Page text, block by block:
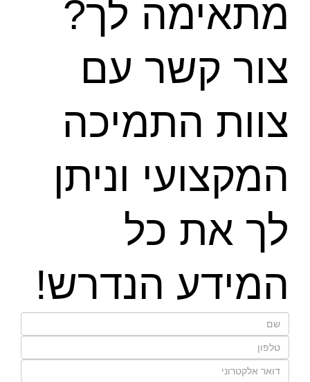
מתאימה לך?
צור קשר עם
צוות התמיכה
המקצועי וניתן
לך את כל
המידע הנדרש!